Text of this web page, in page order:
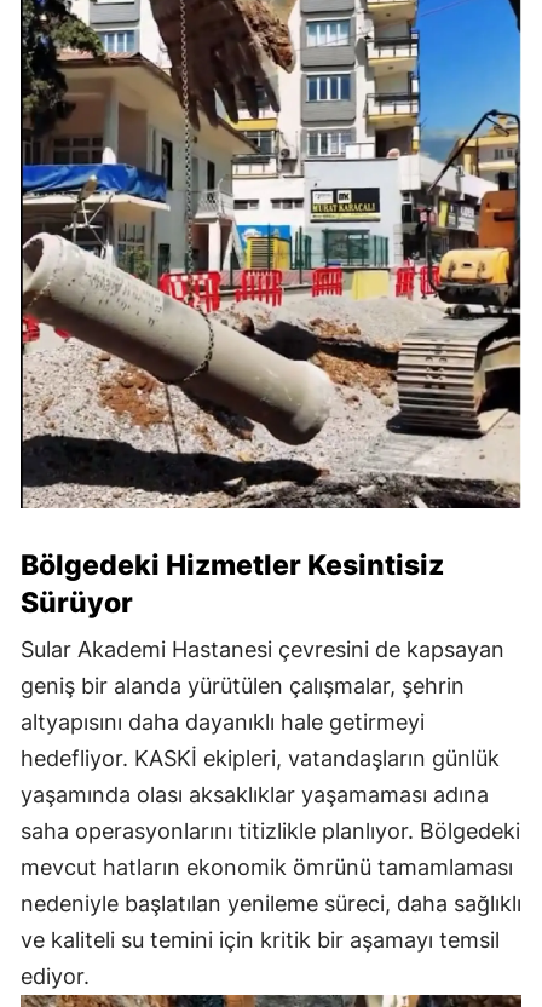
Bölgedeki Hizmetler Kesintisiz
Sürüyor
Sular Akademi Hastanesi çevresini de kapsayan
geniş bir alanda yürütülen çalışmalar, şehrin
altyapısını daha dayanıklı hale getirmeyi
hedefliyor. KASKİ ekipleri, vatandaşların günlük
yaşamında olası aksaklıklar yaşamaması adına
saha operasyonlarını titizlikle planlıyor. Bölgedeki
mevcut hatların ekonomik ömrünü tamamlaması
nedeniyle başlatılan yenileme süreci, daha sağlıklı
ve kaliteli su temini için kritik bir aşamayı temsil
ediyor.